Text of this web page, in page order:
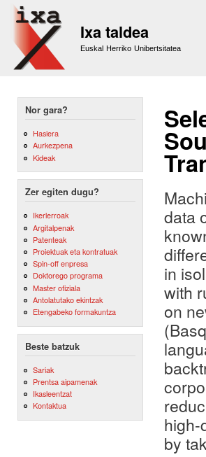
Ixa taldea
Euskal Herriko Unibertsitatea
Nor gara?
Hasiera
Aurkezpena
Kideak
Zer egiten dugu?
Ikerlerroak
Argitalpenak
Patenteak
Proiektuak eta kontratuak
Spin-off enpresa
Doktorego programa
Master ofiziala
Antolatutako ekintzak
Etengabeko formakuntza
Beste batzuk
Sariak
Prentsa aipamenak
Ikasleentzat
Kontaktua
data
in
with
on
high-
by